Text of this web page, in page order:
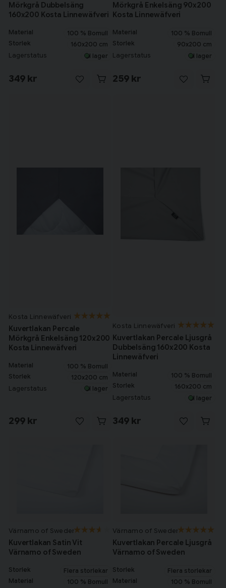
Mörkgrå Dubbelsäng
160x200 Kosta Linnewäfveri
Material
100 % Bomull
Storlek
160x200 cm
Lagerstatus I lager
349 kr
Mörkgrå Enkelsäng 90x200
Kosta Linnewäfveri
Material
100 % Bomull
Storlek
90x200 cm
Lagerstatus I lager
259 kr
Kosta Linnewäfveri
Kuvertlakan Percale
Mörkgrå Enkelsäng 120x200
Kosta Linnewäfveri
Material
100 % Bomull
Storlek
120x200 cm
Lagerstatus I lager
299 kr
Kosta Linnewäfveri
Kuvertlakan Percale Ljusgrå
Dubbelsäng 160x200 Kosta
Linnewäfveri
Material
100 % Bomull
Storlek
160x200 cm
Lagerstatus I lager
349 kr
Värnamo of Sweden
Kuvertlakan Satin Vit
Värnamo of Sweden
Storlek
Flera storlekar
Material
100 % Bomull
Värnamo of Sweden
Kuvertlakan Percale Ljusgrå
Värnamo of Sweden
Storlek
Flera storlekar
Material
100 % Bomull